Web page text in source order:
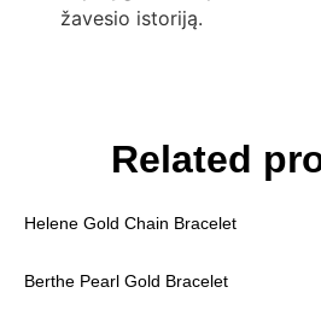
žavesio istoriją.
Related
Helene Gold Chain Bracelet
Berthe Pearl Gold Bracelet